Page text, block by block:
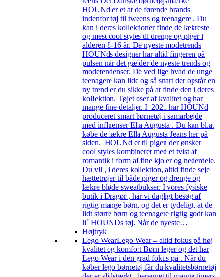
HOUNd er et at de førende brands
indenfor tøj til tweens og teenagere . Du
kan i deres kollektioner finde de lækreste
og mest cool styles til drenge og piger i
alderen 8-16 år. De nyeste modetrends
HOUNds designer har altid fingeren på
pulsen når det gælder de nyeste trends og
modetendenser. De ved lige hvad de unge
teenagere kan lide og så snart der opstår en
ny trend er du sikke på at finde den i deres
kolIektion. Tøjet oser af kvalitet og har
mange fine detaljer. I 2021 har HOUNd
produceret smart børnetøj i samarbejde
med influenser Ella Augusta . Du kan bl.a.
købe de lækre Ella Augusta Jeans her på
siden. HOUNd er til pigen der ønsker
cool styles kombineret med et tvist af
romantik i form af fine kjoler og nederdele.
Du vil , i deres kollektion, altid finde seje
hættetrøjer til både piger og drenge og
lækre bløde sweatbukser. I vores fysiske
butik i Dragør , har vi dagligt besøg af
rigtig mange børn, og det er tydeligt, at de
lidt større børn og teenagere rigtig godt kan
li´ HOUNDs tøj. Når de nyeste…
Højtryk
Lego WearLego Wear – altid fokus på høj
kvalitet og komfort Børn leger og det har
Lego Wear i den grad fokus på . Når du
køber lego børnetøj får du kvalitetsbørnetøj